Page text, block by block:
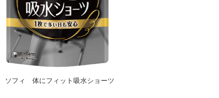
ソフィ 体にフィット吸水ショーツ